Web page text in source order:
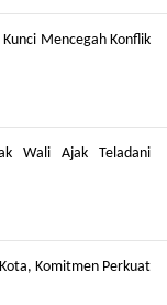
Mencegah Konflik
Wali Ajak Teladani
Komitmen Perkuat